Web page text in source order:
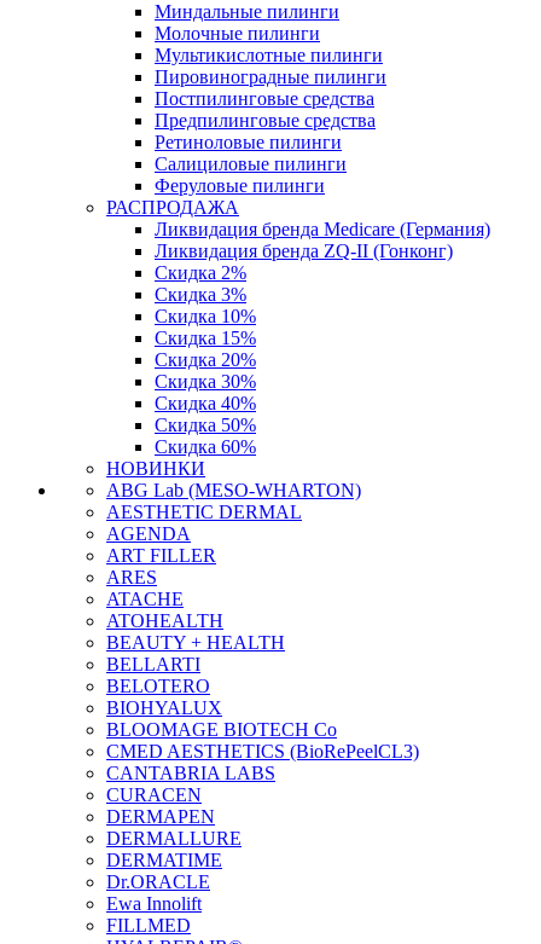
Миндальные пилинги
Молочные пилинги
Мультикислотные пилинги
Пировиноградные пилинги
Постпилинговые средства
Предпилинговые средства
Ретиноловые пилинги
Салициловые пилинги
Феруловые пилинги
РАСПРОДАЖА
Ликвидация бренда Medicare (Германия)
Ликвидация бренда ZQ-II (Гонконг)
Скидка 2%
Скидка 3%
Скидка 10%
Скидка 15%
Скидка 20%
Скидка 30%
Скидка 40%
Скидка 50%
Скидка 60%
НОВИНКИ
ABG Lab (MESO-WHARTON)
AESTHETIC DERMAL
AGENDA
ART FILLER
ARES
ATACHE
ATOHEALTH
BEAUTY + HEALTH
BELLARTI
BELOTERO
BIOHYALUX
BLOOMAGE BIOTECH Co
CMED AESTHETICS (BioRePeelCL3)
CANTABRIA LABS
CURACEN
DERMAPEN
DERMALLURE
DERMATIME
Dr.ORACLE
Ewa Innolift
FILLMED